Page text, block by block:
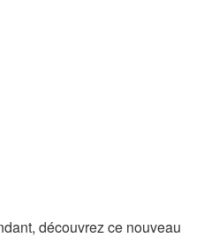
découvrez ce nouveau